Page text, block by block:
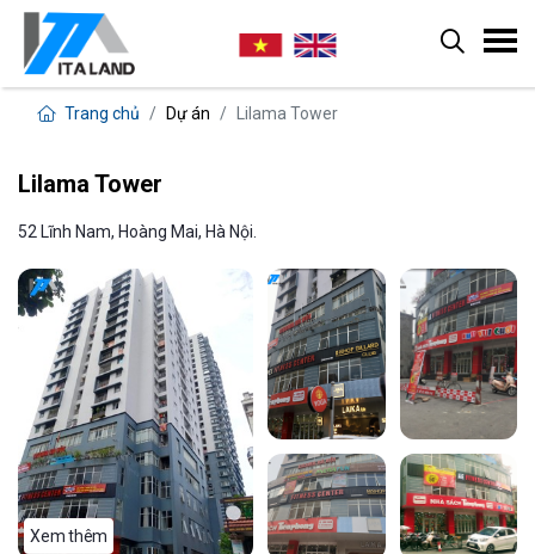
Trang chủ Dự án Lilama Tower
Lilama Tower
52 Lĩnh Nam, Hoàng Mai, Hà Nội.
Xem thêm